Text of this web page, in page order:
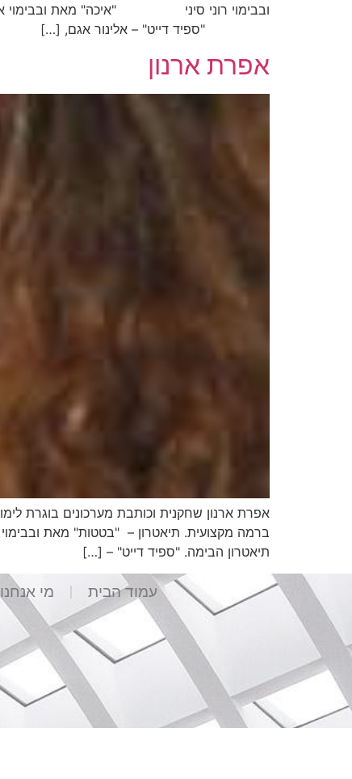
"ספיד דייט" – אלינור אגם, […]
אפרת ארנון
תיאטרון הבימה. "ספיד דייט" – […]
עמוד הבית מי אנחנו